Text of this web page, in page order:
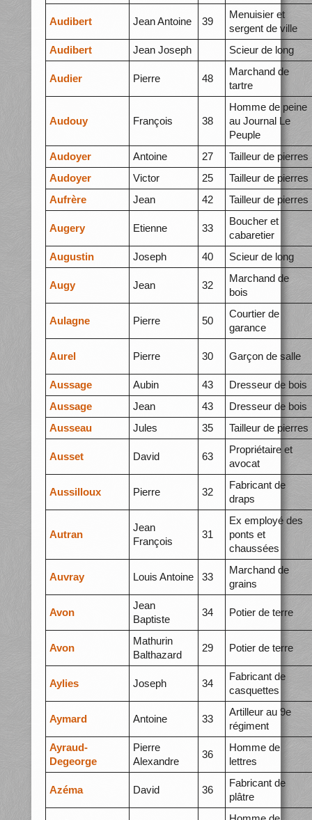
Audibert Jean Antoine 39
Menuisier et
sergent de ville
Audibert
Jean Joseph Scieur de long
Audier Pierre 48
Marchand de
tartre
Audouy François 38
Homme de peine
au Journal Le
Peuple
Audoyer
Antoine 27
Tailleur de pierres
Audoyer
Victor 25
Tailleur de pierres
Aufrère
Jean 42 Tailleur de pierres
Augery Etienne 33
Boucher et
cabaretier
Augustin
Joseph 40 Scieur de long
Augy Jean 32
Marchand de
bois
Aulagne Pierre 50
Courtier de
garance
Aurel Pierre 30 Garçon de salle
Aussage Aubin 43
Dresseur de bois
Aussage
Jean 43
Dresseur de bois
Ausseau
Jules 35 Tailleur de pierres
Ausset David 63
Propriétaire et
avocat
Aussilloux Pierre 32
Fabricant de
draps
Autran
Jean
François
31
Ex employé des
ponts et
chaussées
Auvray Louis Antoine 33
Marchand de
grains
Avon
Jean
Baptiste
34 Potier de terre
Avon
Mathurin
Balthazard
29 Potier de terre
Aylies Joseph 34
Fabricant de
casquettes
Aymard Antoine 33
Artilleur au 9e
régiment
Ayraud-
Degeorge
Pierre
Alexandre
36
Homme de
lettres
Azéma David 36
Fabricant de
plâtre